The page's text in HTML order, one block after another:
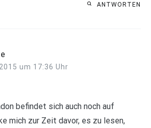
ANTWORTEN
um 17:36 Uhr
befindet sich auch noch auf
mich zur Zeit davor, es zu lesen,